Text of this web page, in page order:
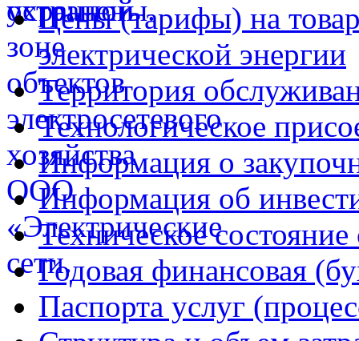
Цены (тарифы) на
электрической энергии
Территория
Технологическое
Информация о
Информация об
Техническое состояние
Годовая финансовая
Паспорта услуг